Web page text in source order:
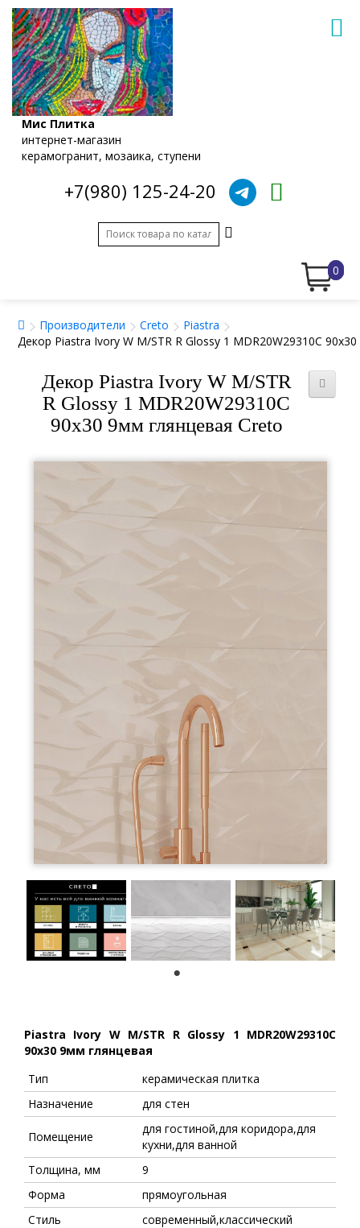
Мис Плитка
интернет-магазин
керамогранит, мозаика, ступени
+7(980) 125-24-20
0
Производители Creto
Piastra
Декор Piastra Ivory W M/STR R Glossy 1 MDR20W29310C
Декор Piastra Ivory W M/STR
R Glossy 1 MDR20W29310C
90x30 9мм глянцевая Creto
Piastra Ivory W M/STR R Glossy 1 MDR20W29310C
90x30 9мм глянцевая
Тип
керамическая плитка
Назначение
для стен
Помещение
для гостиной,для коридора,для
кухни,для ванной
Толщина, мм
9
Форма
прямоугольная
Стиль
современный,классический